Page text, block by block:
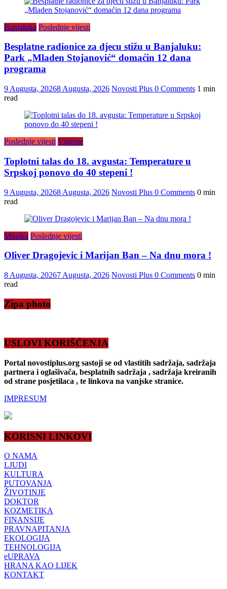
Banjaluka Poslednje vijesti
Besplatne radionice za djecu stižu u Banjaluku:
Park „Mladen Stojanović“ domaćin 12 dana
programa
9 Augusta, 20268 Augusta, 2026 Novosti Plus 0 Comments 1 min
read
Poslednje vijesti Vrijeme
Toplotni talas do 18. avgusta: Temperature u
Srpskoj ponovo do 40 stepeni !
9 Augusta, 20268 Augusta, 2026 Novosti Plus 0 Comments 0 min
read
Muzika Poslednje vijesti
Oliver Dragojevic i Marijan Ban – Na dnu mora !
8 Augusta, 20267 Augusta, 2026 Novosti Plus 0 Comments 0 min
read
Zipa photo
USLOVI KORIŠĆENJA
Portal novostiplus.org sastoji se od vlastitih sadržaja, sadržaja
partnera i oglašivača, besplatnih sadržaja , sadržaja kreiranih
od strane posjetilaca , te linkova na vanjske stranice.
IMPRESUM
KORISNI LINKOVI
O NAMA
LJUDI
KULTURA
PUTOVANJA
ŽIVOTINJE
DOKTOR
KOZMETIKA
FINANSIJE
PRAVNAPITANJA
EKOLOGIJA
TEHNOLOGIJA
eUPRAVA
HRANA KAO LIJEK
KONTAKT